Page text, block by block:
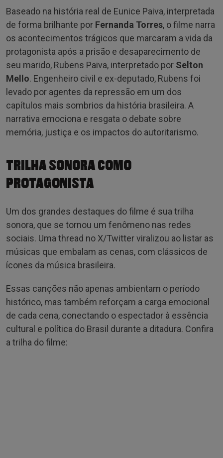
Baseado na história real de Eunice Paiva, interpretada
de forma brilhante por Fernanda Torres, o filme narra
os acontecimentos trágicos que marcaram a vida da
protagonista após a prisão e desaparecimento de
seu marido, Rubens Paiva, interpretado por Selton
Mello. Engenheiro civil e ex-deputado, Rubens foi
levado por agentes da repressão em um dos
capítulos mais sombrios da história brasileira. A
narrativa emociona e resgata o debate sobre
memória, justiça e os impactos do autoritarismo.
TRILHA SONORA COMO
PROTAGONISTA
Um dos grandes destaques do filme é sua trilha
sonora, que se tornou um fenômeno nas redes
sociais. Uma thread no X/Twitter viralizou ao listar as
músicas que embalam as cenas, com clássicos de
ícones da música brasileira.
Essas canções não apenas ambientam o período
histórico, mas também reforçam a carga emocional
de cada cena, conectando o espectador à essência
cultural e política do Brasil durante a ditadura. Confira
a trilha do filme: